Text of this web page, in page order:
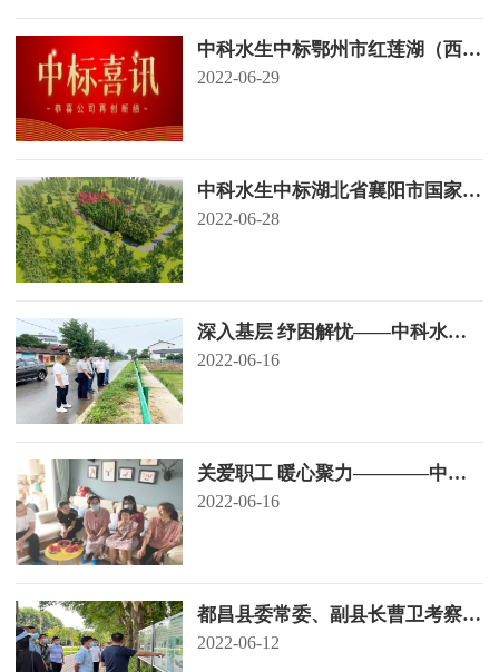
中科水生中标鄂州市红莲湖（西北
部）湖滨带生态修复工程项目（一
2022-06-29
中科水生中标湖北省襄阳市国家储
备林建设项目（一期）PPP项目部
2022-06-28
深入基层 纾困解忧——中科水生
领导到当阳项目和秭归项目开展下
2022-06-16
关爱职工 暖心聚力————中科
水生党员干部开展下基层察民情解
2022-06-16
都昌县委常委、副县长曹卫考察调
研中科水生项目
2022-06-12